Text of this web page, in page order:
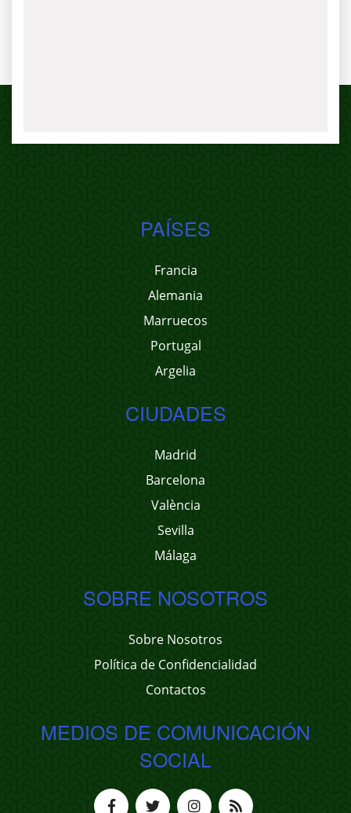
PAÍSES
Francia
Alemania
Marruecos
Portugal
Argelia
CIUDADES
Madrid
Barcelona
València
Sevilla
Málaga
SOBRE NOSOTROS
Sobre Nosotros
Política de Confidencialidad
Contactos
MEDIOS DE COMUNICACIÓN
SOCIAL